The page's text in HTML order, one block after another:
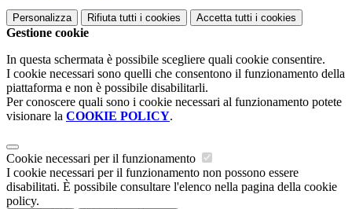
Personalizza Rifiuta tutti i cookies Accetta tutti i cookies
Gestione cookie
In questa schermata è possibile scegliere quali cookie consentire.
I cookie necessari sono quelli che consentono il funzionamento della
piattaforma e non è possibile disabilitarli.
Per conoscere quali sono i cookie necessari al funzionamento potete
visionare la COOKIE POLICY.
Cookie necessari per il funzionamento
I cookie necessari per il funzionamento non possono essere
disabilitati. È possibile consultare l'elenco nella pagina della cookie
policy.